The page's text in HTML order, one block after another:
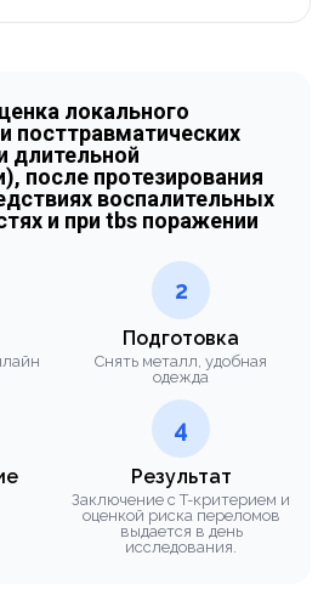
локального
посттравматических
длительной
после протезирования
воспалительных
и при tbs поражении
2
Подготовка
Снять металл, удобная
одежда
4
Результат
Заключение с T-критерием и
оценкой риска переломов
выдается в день
исследования.